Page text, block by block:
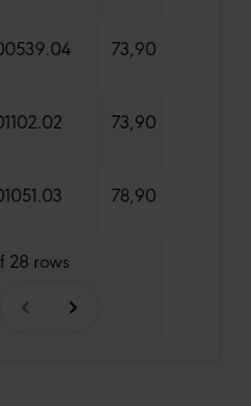
73,90 €
73,90 €
78,90 €
28 rows